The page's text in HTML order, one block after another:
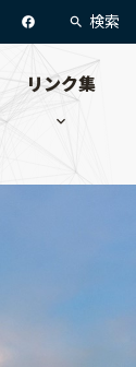
検索
リンク集